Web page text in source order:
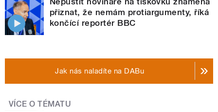
přiznat, že nemám protiargumenty, říká
končící reportér BBC
Jak nás naladíte na DABu
VÍCE O TÉMATU